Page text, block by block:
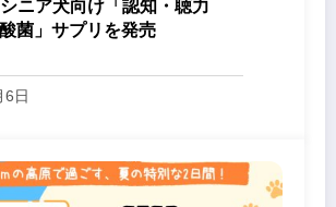
ニア犬向け「認知・聴力
菌」サプリを発売
6日